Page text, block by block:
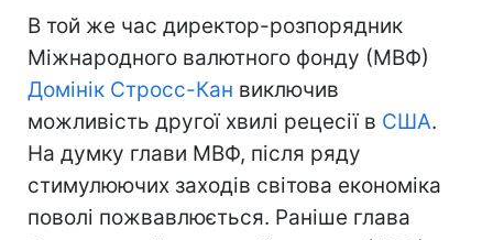
В той же час директор-розпорядник
Міжнародного валютного фонду (МВФ)
Домінік Стросс-Кан виключив
можливість другої хвилі рецесії в США.
На думку глави МВФ, після ряду
стимулюючих заходів світова економіка
поволі пожвавлюється. Раніше глава